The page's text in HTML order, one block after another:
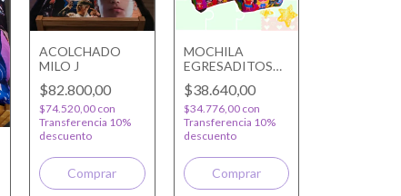
ACOLCHADO
MILO J
$82.800,00
$74.520,00 con
Transferencia 10%
descuento
MOCHILA
EGRESADITOS
PERSONALIZADA
$38.640,00
$34.776,00 con
Transferencia 10%
descuento
Comprar